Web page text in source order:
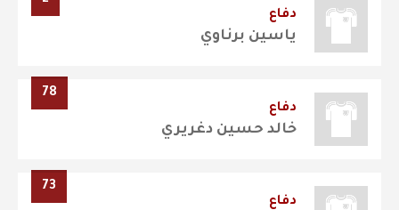
دفاع
ياسين برناوي
78
دفاع
خالد حسين دغريري
73
دفاع